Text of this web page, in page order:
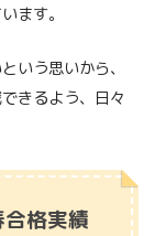
ます。
いう思いから、
きるよう、日々
格実績